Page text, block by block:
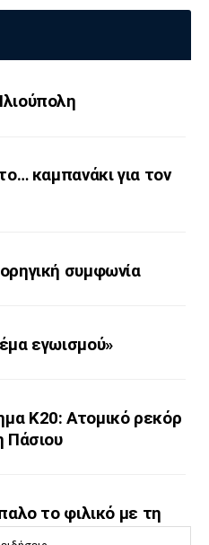
καμπανάκι για τον
συμφωνία
εγωισμού»
Κ20: Ατομικό ρεκόρ
Πάσιου
το φιλικό με τη